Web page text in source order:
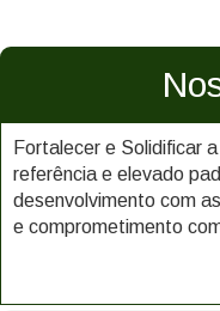
Fortalecer e Solidificar
referência e elevado
desenvolvimento com
e comprometimento